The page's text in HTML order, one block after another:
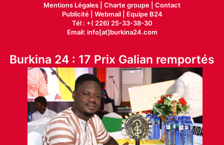
Mentions Légales | Charte groupe | Contact
Publicité| Webmail |
Equipe B24
Tél : +( 226) 25-33-38-30
Email: info[at]burkina24.com
Burkina 24 : 17 Prix Galian remportés